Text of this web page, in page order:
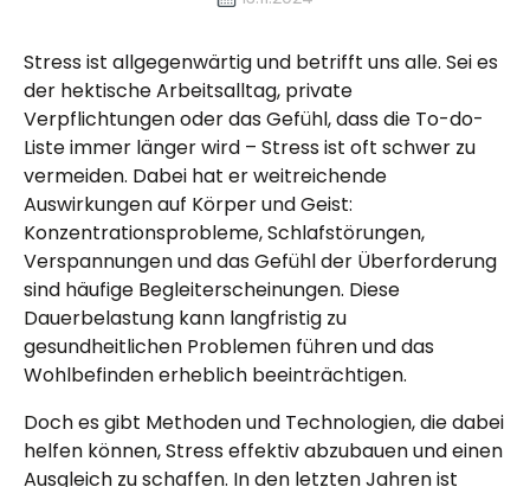
Stress ist allgegenwärtig und betrifft uns alle. Sei es
der hektische Arbeitsalltag, private
Verpflichtungen oder das Gefühl, dass die To-do-
Liste immer länger wird – Stress ist oft schwer zu
vermeiden. Dabei hat er weitreichende
Auswirkungen auf Körper und Geist:
Konzentrationsprobleme, Schlafstörungen,
Verspannungen und das Gefühl der Überforderung
sind häufige Begleiterscheinungen. Diese
Dauerbelastung kann langfristig zu
gesundheitlichen Problemen führen und das
Wohlbefinden erheblich beeinträchtigen.
Doch es gibt Methoden und Technologien, die dabei
helfen können, Stress effektiv abzubauen und einen
Ausgleich zu schaffen. In den letzten Jahren ist